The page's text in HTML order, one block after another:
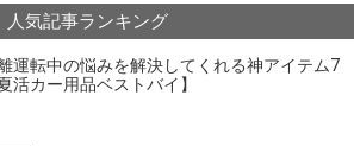
人気記事ランキング
運転中の悩みを解決してくれる神アイテム7
活カー用品ベストバイ】